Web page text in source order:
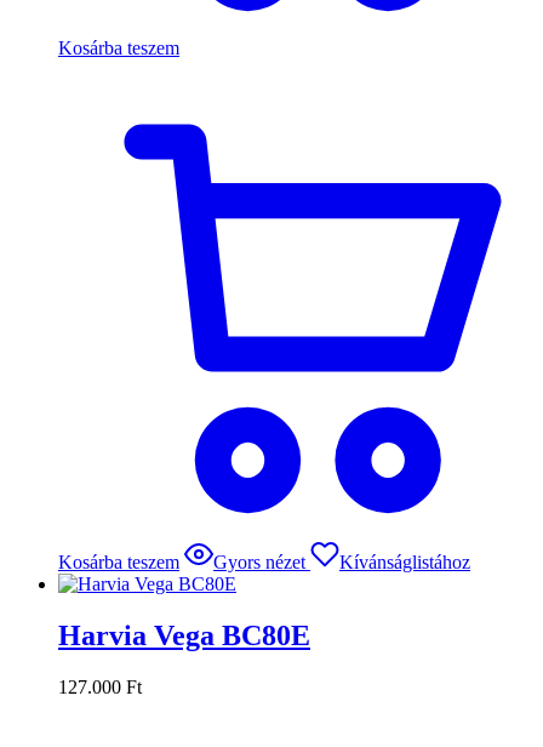
Kosárba teszem
Kosárba teszem Gyors nézet Kívánságlistához
Harvia Vega BC80E
127.000 Ft